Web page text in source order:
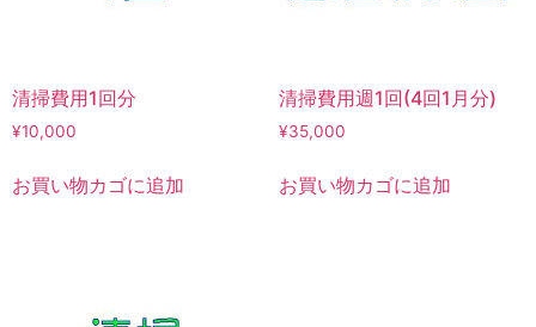
清掃費用1回分
¥10,000
お買い物カゴに追加
清掃費用週1回(4回1月分)
¥35,000
お買い物カゴに追加